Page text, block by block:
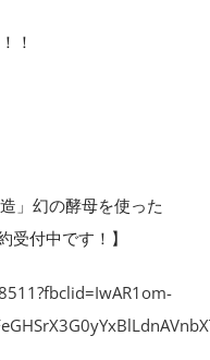
！
」幻の酵母を使った
付中です！】